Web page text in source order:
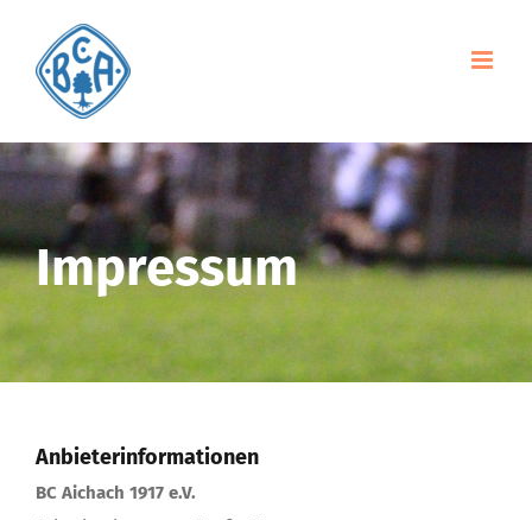
Inhalt
springen
Impressum
Anbieterinformationen
BC Aichach 1917 e.V.